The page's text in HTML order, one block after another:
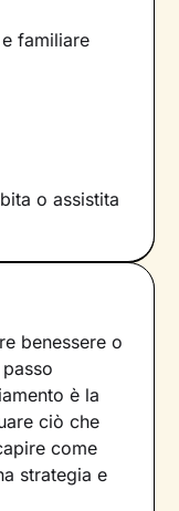
familiare
o assistita
benessere o
è la
ciò che
come
strategia e